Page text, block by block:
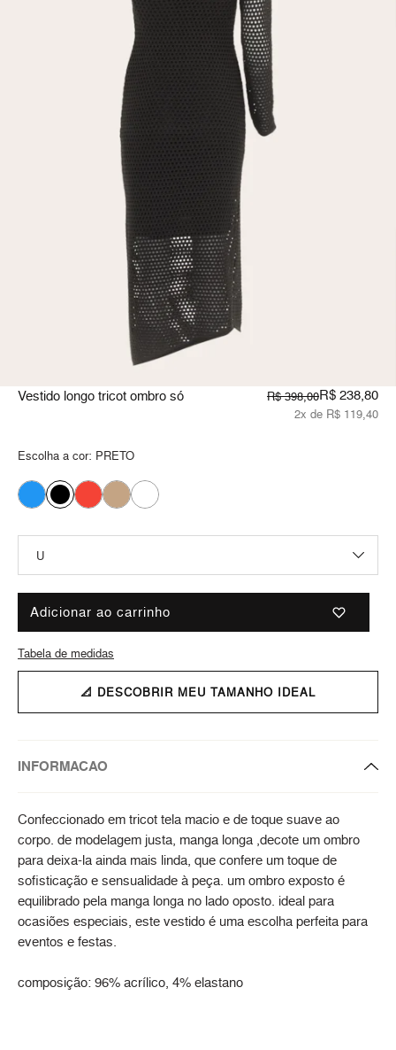
Vestido longo tricot ombro só R$ 398,00R$ 238,80
2x de R$ 119,40
Escolha a cor: PRETO
Adicionar ao carrinho
Tabela de medidas
📐 DESCOBRIR MEU TAMANHO IDEAL
INFORMACAO
Confeccionado em tricot tela macio e de toque suave ao
corpo. de modelagem justa, manga longa ,decote um ombro
para deixa-la ainda mais linda, que confere um toque de
sofisticação e sensualidade à peça. um ombro exposto é
equilibrado pela manga longa no lado oposto. ideal para
ocasiões especiais, este vestido é uma escolha perfeita para
eventos e festas.
composição: 96% acrílico, 4% elastano